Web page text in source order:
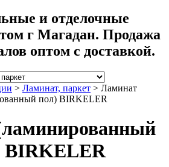
и отделочные
г Магадан. Продажа
оптом с доставкой.
> Ламинат, паркет > Ламинат
пол) BIRKELER
BIRKELER